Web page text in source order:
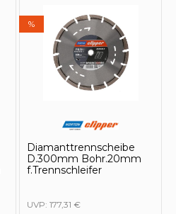
%
Diamanttrennscheibe
D.300mm Bohr.20mm
f.Trennschleifer
UVP: 177,31 €